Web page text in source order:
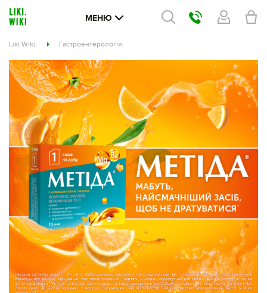
МЕНЮ
Liki Wiki Гастроентерологія